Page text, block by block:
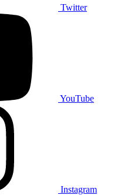
Twitter
YouTube
Instagram